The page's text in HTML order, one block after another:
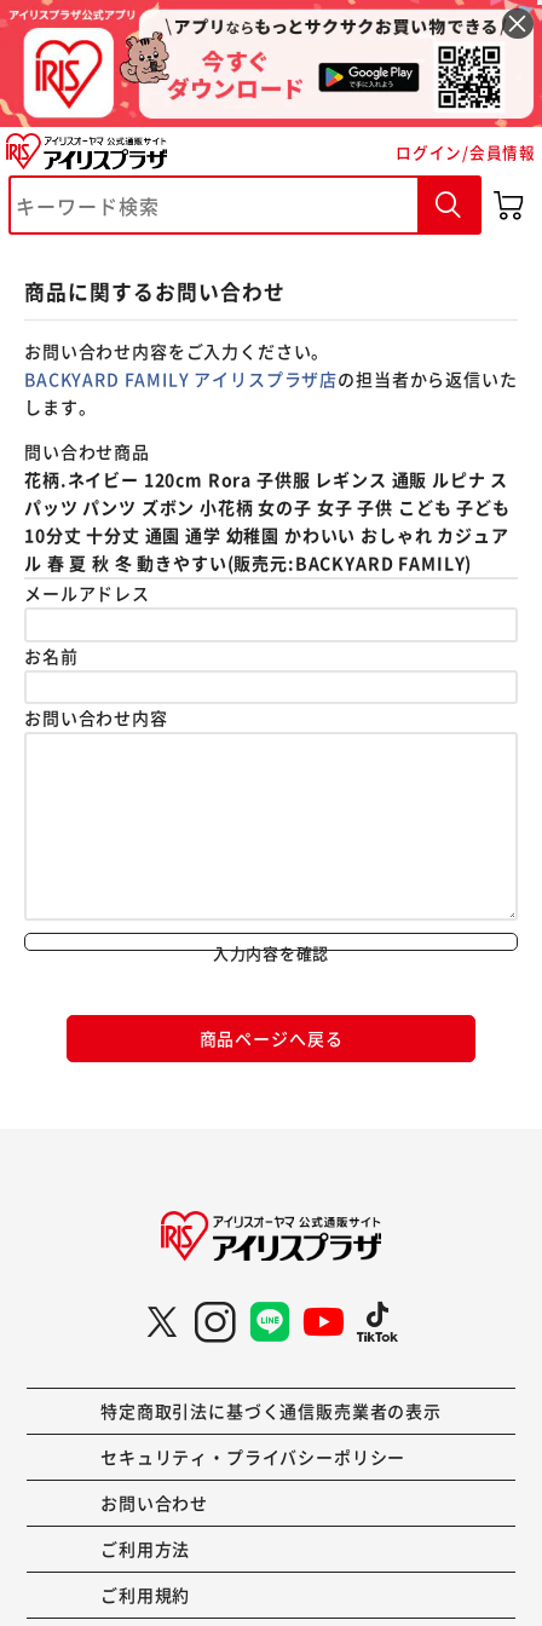
ログイン/会員情報
商品に関するお問い合わせ
お問い合わせ内容をご入力ください。
BACKYARD FAMILY アイリスプラザ店の担当者から返信いた
します。
問い合わせ商品
花柄.ネイビー 120cm Rora 子供服 レギンス 通販 ルピナ ス
パッツ パンツ ズボン 小花柄 女の子 女子 子供 こども 子ども
10分丈 十分丈 通園 通学 幼稚園 かわいい おしゃれ カジュア
ル 春 夏 秋 冬 動きやすい(販売元:BACKYARD FAMILY)
メールアドレス
お名前
お問い合わせ内容
入力内容を確認
商品ページへ戻る
特定商取引法に基づく通信販売業者の表示
セキュリティ・プライバシーポリシー
お問い合わせ
ご利用方法
ご利用規約
※ご確認ください
カートに入れる